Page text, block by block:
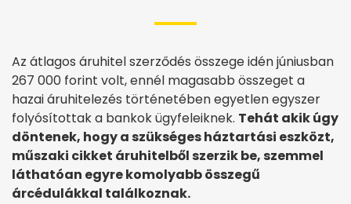
Az átlagos áruhitel szerződés összege idén júniusban
267 000 forint volt, ennél magasabb összeget a
hazai áruhitelezés történetében egyetlen egyszer
folyósítottak a bankok ügyfeleiknek. Tehát akik úgy
döntenek, hogy a szükséges háztartási eszközt,
műszaki cikket áruhitelből szerzik be, szemmel
láthatóan egyre komolyabb összegű
árcédulákkal találkoznak.